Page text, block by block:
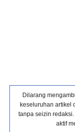
Dilarang
keseluruhan artikel
tanpa seizin
aktif